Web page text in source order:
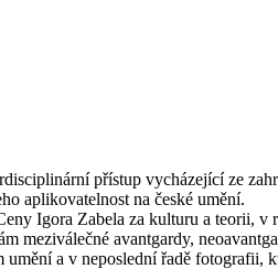
přístup vycházející ze
aplikovatelnost na české umění.
Igora Zabela za kulturu a teorii, v
meziválečné avantgardy,
a v neposlední řadě fotografii,